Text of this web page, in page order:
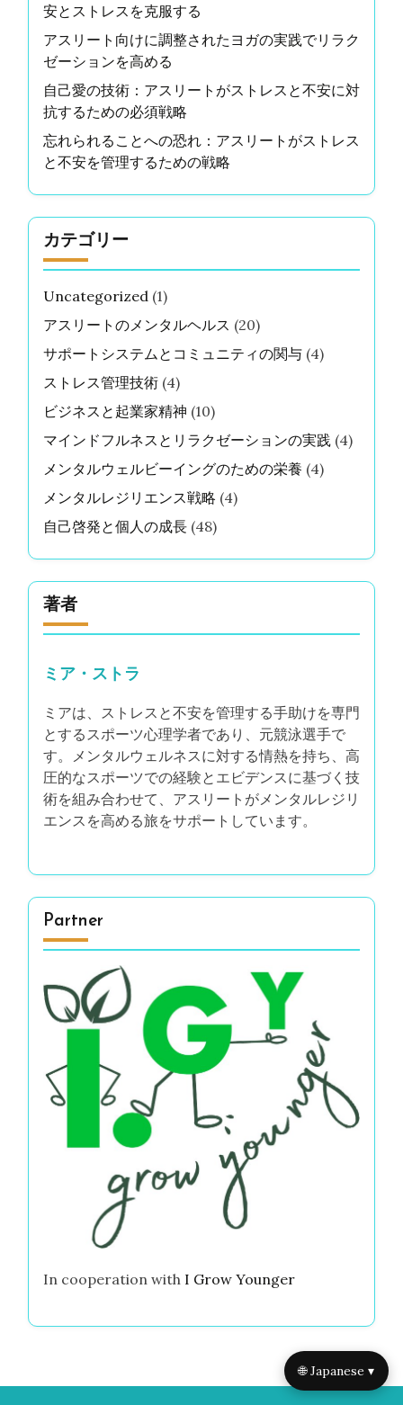
安とストレスを克服する
アスリート向けに調整されたヨガの実践でリラク
ゼーションを高める
自己愛の技術：アスリートがストレスと不安に対
抗するための必須戦略
忘れられることへの恐れ：アスリートがストレス
と不安を管理するための戦略
カテゴリー
Uncategorized (1)
アスリートのメンタルヘルス (20)
サポートシステムとコミュニティの関与 (4)
ストレス管理技術 (4)
ビジネスと起業家精神 (10)
マインドフルネスとリラクゼーションの実践 (4)
メンタルウェルビーイングのための栄養 (4)
メンタルレジリエンス戦略 (4)
自己啓発と個人の成長 (48)
著者
ミア・ストラ
ミアは、ストレスと不安を管理する手助けを専門
とするスポーツ心理学者であり、元競泳選手で
す。メンタルウェルネスに対する情熱を持ち、高
圧的なスポーツでの経験とエビデンスに基づく技
術を組み合わせて、アスリートがメンタルレジリ
エンスを高める旅をサポートしています。
Partner
In cooperation with I Grow Younger
🌐 Japanese ▾